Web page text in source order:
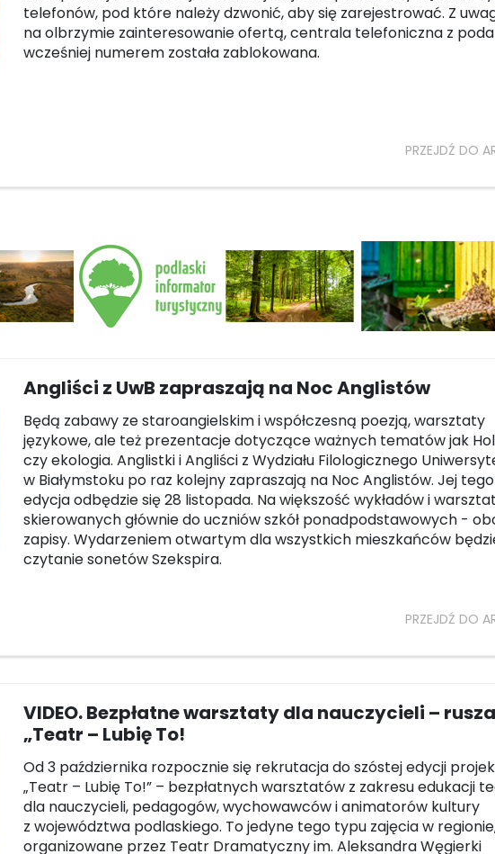
telefonów, pod które należy dzwonić, aby się zarejestrować. Z
na olbrzymie zainteresowanie ofertą, centrala telefoniczna z
wcześniej numerem została zablokowana.
PRZEJDŹ DO
Angliści z UwB zapraszają na Noc Anglistów
Będą zabawy ze staroangielskim i współczesną poezją, warsztaty
językowe, ale też prezentacje dotyczące ważnych tematów jak
czy ekologia. Anglistki i Angliści z Wydziału Filologicznego
w Białymstoku po raz kolejny zapraszają na Noc Anglistów. Jej
edycja odbędzie się 28 listopada. Na większość wykładów i
skierowanych głównie do uczniów szkół ponadpodstawowych -
zapisy. Wydarzeniem otwartym dla wszystkich mieszkańców
czytanie sonetów Szekspira.
PRZEJDŹ DO
VIDEO. Bezpłatne warsztaty dla nauczycieli – rusza
„Teatr – Lubię To!
Od 3 października rozpocznie się rekrutacja do szóstej edycji
„Teatr – Lubię To!” – bezpłatnych warsztatów z zakresu edukacji
dla nauczycieli, pedagogów, wychowawców i animatorów kultury
z województwa podlaskiego. To jedyne tego typu zajęcia w
organizowane przez Teatr Dramatyczny im. Aleksandra Węgierki